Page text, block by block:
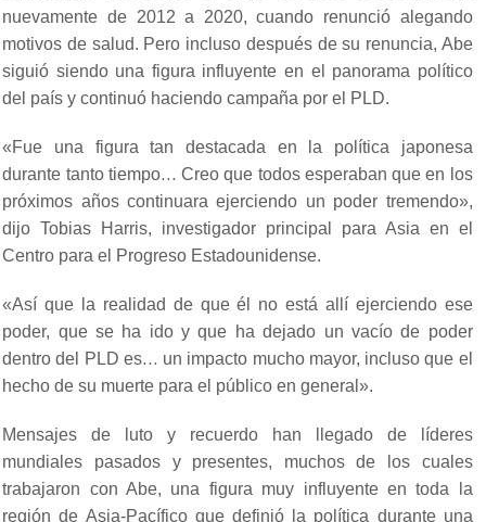
nuevamente de 2012 a 2020, cuando renunció alegando
motivos de salud. Pero incluso después de su renuncia, Abe
siguió siendo una figura influyente en el panorama político
del país y continuó haciendo campaña por el PLD.
«Fue una figura tan destacada en la política japonesa
durante tanto tiempo… Creo que todos esperaban que en los
próximos años continuara ejerciendo un poder tremendo»,
dijo Tobias Harris, investigador principal para Asia en el
Centro para el Progreso Estadounidense.
«Así que la realidad de que él no está allí ejerciendo ese
poder, que se ha ido y que ha dejado un vacío de poder
dentro del PLD es… un impacto mucho mayor, incluso que el
hecho de su muerte para el público en general».
Mensajes de luto y recuerdo han llegado de líderes
mundiales pasados y presentes, muchos de los cuales
trabajaron con Abe, una figura muy influyente en toda la
región de Asia-Pacífico que definió la política durante una